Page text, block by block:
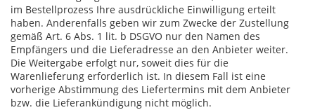
im Bestellprozess Ihre ausdrückliche Einwilligung erteilt
haben. Anderenfalls geben wir zum Zwecke der Zustellung
gemäß Art. 6 Abs. 1 lit. b DSGVO nur den Namen des
Empfängers und die Lieferadresse an den Anbieter weiter.
Die Weitergabe erfolgt nur, soweit dies für die
Warenlieferung erforderlich ist. In diesem Fall ist eine
vorherige Abstimmung des Liefertermins mit dem Anbieter
bzw. die Lieferankündigung nicht möglich.